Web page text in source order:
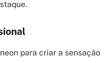
para criar a sensação